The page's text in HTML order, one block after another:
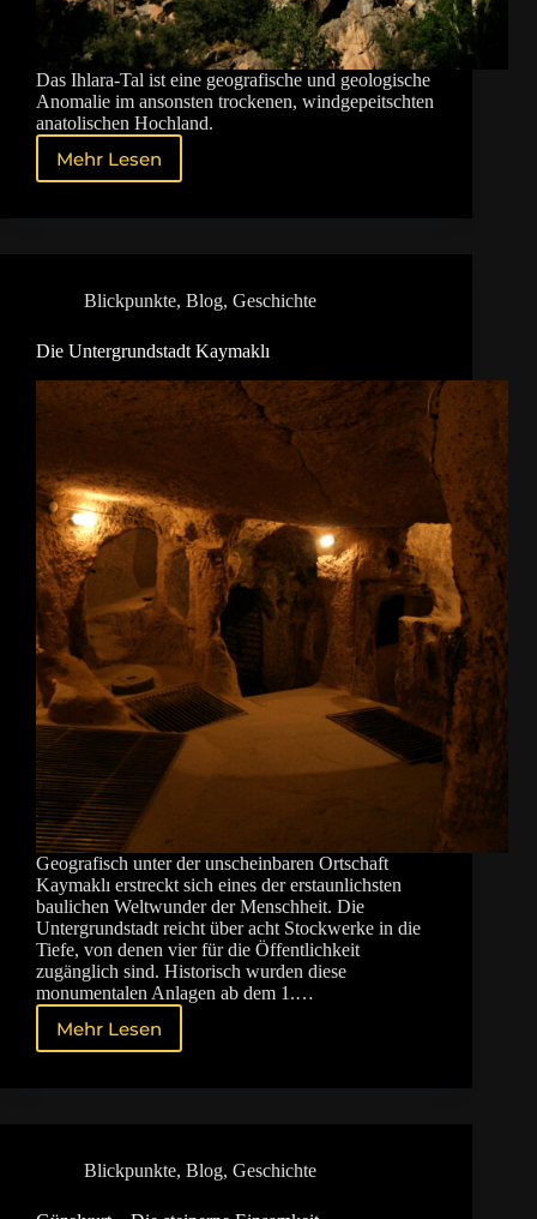
Das Ihlara-Tal ist eine geografische und geologische
Anomalie im ansonsten trockenen, windgepeitschten
anatolischen Hochland.
Mehr Lesen
Das
Canyon
Blickpunkte, Blog, Geschichte
Die Untergrundstadt Kaymaklı
Geografisch unter der unscheinbaren Ortschaft
Kaymaklı erstreckt sich eines der erstaunlichsten
baulichen Weltwunder der Menschheit. Die
Untergrundstadt reicht über acht Stockwerke in die
Tiefe, von denen vier für die Öffentlichkeit
zugänglich sind. Historisch wurden diese
monumentalen Anlagen ab dem 1.…
Mehr Lesen
Die
Blickpunkte, Blog, Geschichte